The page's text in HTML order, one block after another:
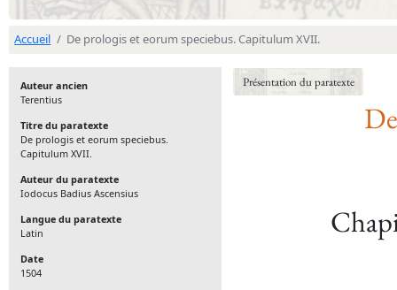
Accueil De prologis et eorum speciebus. Capitulum XVII.
Auteur ancien
Terentius
Titre du paratexte
De prologis et eorum speciebus.
Capitulum XVII.
Auteur du paratexte
Iodocus Badius Ascensius
Langue du paratexte
Latin
Date
1504
Présentation du paratexte